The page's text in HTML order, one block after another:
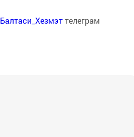
Балтаси_Хезмэттелеграм